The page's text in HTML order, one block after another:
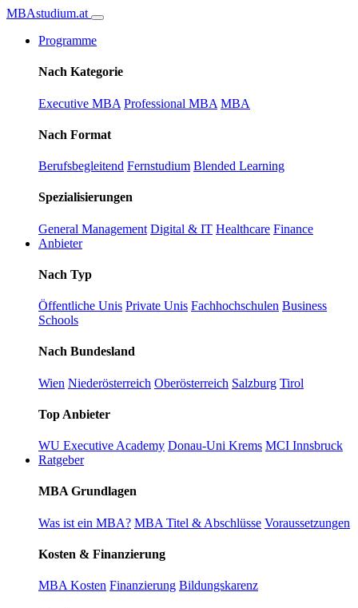
MBAstudium.at
Programme
Nach Kategorie
Executive MBA Professional MBA MBA
Nach Format
Berufsbegleitend Fernstudium Blended Learning
Spezialisierungen
General Management Digital & IT Healthcare Finance
Anbieter
Nach Typ
Öffentliche Unis Private Unis Fachhochschulen Business
Schools
Nach Bundesland
Wien Niederösterreich Oberösterreich Salzburg Tirol
Top Anbieter
WU Executive Academy Donau-Uni Krems MCI Innsbruck
Ratgeber
MBA Grundlagen
Was ist ein MBA? MBA Titel & Abschlüsse Voraussetzungen
Kosten & Finanzierung
MBA Kosten Finanzierung Bildungskarenz